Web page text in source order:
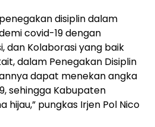
disiplin dalam
covid-19 dengan
dan Kolaborasi yang baik
dalam Penegakan Disiplin
dapat menekan angka
sehingga Kabupaten
hijau,” pungkas Irjen Pol Nico